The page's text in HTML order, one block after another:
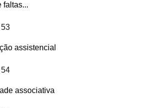
faltas...
assistencial
associativa